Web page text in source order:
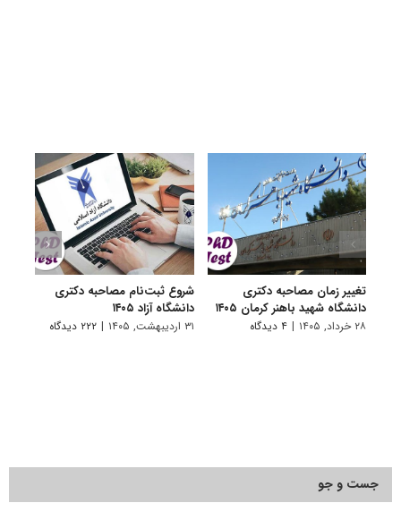
تغییر زمان مصاحبه دکتری
دانشگاه شهید باهنر کرمان ۱۴۰۵
۲۸ خرداد, ۱۴۰۵ | ۴ دیدگاه
شروع ثبت‌نام مصاحبه دکتری
دانشگاه آزاد ۱۴۰۵
۳۱ اردیبهشت, ۱۴۰۵ | ۲۲۲ دیدگاه
جست و جو